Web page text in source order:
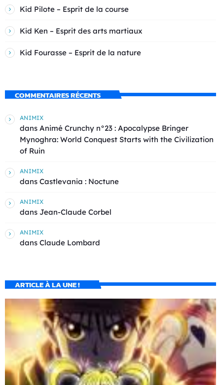
Kid Pilote – Esprit de la course
Kid Ken – Esprit des arts martiaux
Kid Fourasse – Esprit de la nature
COMMENTAIRES RÉCENTS
ANIMIX
dans Animé Crunchy n°23 : Apocalypse Bringer
Mynoghra: World Conquest Starts with the Civilization
of Ruin
ANIMIX
dans Castlevania : Noctune
ANIMIX
dans Jean-Claude Corbel
ANIMIX
dans Claude Lombard
ARTICLE À LA UNE !